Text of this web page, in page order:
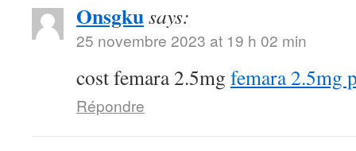
Onsgkusays:
25 novembre 2023 at 19 h 02 min
cost femara 2.5mg femara 2.5mg
Répondre